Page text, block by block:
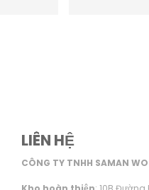
LIÊN HỆ
CÔNG TY TNHH SAMAN